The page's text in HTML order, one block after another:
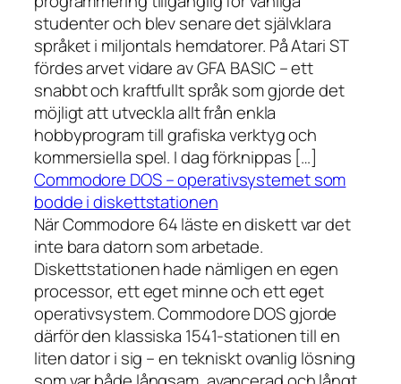
studenter och blev senare det självklara
språket i miljontals hemdatorer. På Atari ST
fördes arvet vidare av GFA BASIC – ett
snabbt och kraftfullt språk som gjorde det
möjligt att utveckla allt från enkla
hobbyprogram till grafiska verktyg och
kommersiella spel. I dag förknippas […]
Commodore DOS – operativsystemet som
bodde i diskettstationen
När Commodore 64 läste en diskett var det
inte bara datorn som arbetade.
Diskettstationen hade nämligen en egen
processor, ett eget minne och ett eget
operativsystem. Commodore DOS gjorde
därför den klassiska 1541-stationen till en
liten dator i sig – en tekniskt ovanlig lösning